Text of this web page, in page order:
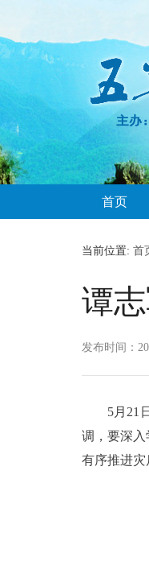
首页
当前位置: 首
谭
发布时间：
5月21
调，要深
有序推进灾